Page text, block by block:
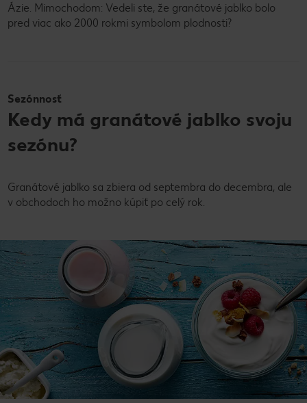
Ázie. Mimochodom: Vedeli ste, že granátové jablko bolo
pred viac ako 2000 rokmi symbolom plodnosti?
Sezónnosť
Kedy má granátové jablko svoju
sezónu?
Granátové jablko sa zbiera od septembra do decembra, ale
v obchodoch ho možno kúpiť po celý rok.